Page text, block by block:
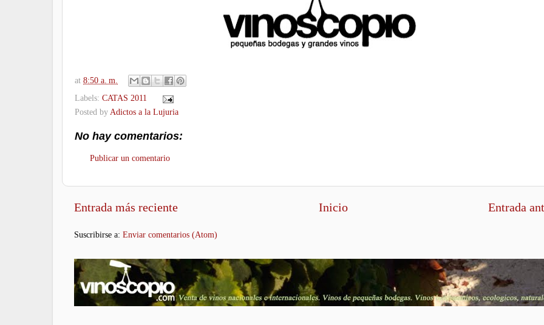
at 8:50 a. m.
Labels: CATAS 2011
Posted byAdictos a la Lujuria
No hay comentarios:
Publicar un comentario
Entrada más reciente Entrada
Inicio
Suscribirse a: Enviar comentarios (Atom)